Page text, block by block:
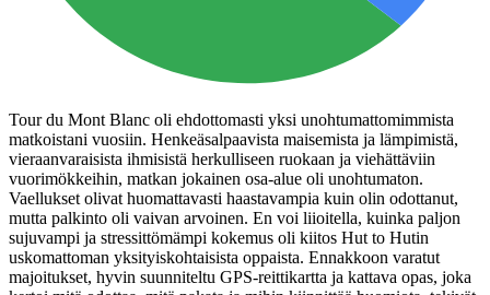
Tour du Mont Blanc oli ehdottomasti yksi unohtumattomimmista
matkoistani vuosiin. Henkeäsalpaavista maisemista ja lämpimistä,
vieraanvaraisista ihmisistä herkulliseen ruokaan ja viehättäviin
vuorimökkeihin, matkan jokainen osa-alue oli unohtumaton.
Vaellukset olivat huomattavasti haastavampia kuin olin odottanut,
mutta palkinto oli vaivan arvoinen. En voi liioitella, kuinka paljon
sujuvampi ja stressittömämpi kokemus oli kiitos Hut to Hutin
uskomattoman yksityiskohtaisista oppaista. Ennakkoon varatut
majoitukset, hyvin suunniteltu GPS-reittikartta ja kattava opas, joka